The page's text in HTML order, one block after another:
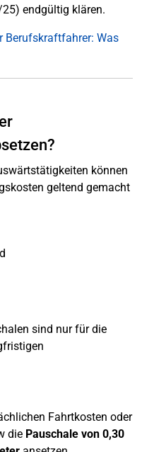
endgültig klären.
Berufskraftfahrer: Was
können
geltend gemacht
sind nur für die
Fahrtkosten oder
die Pauschale von 0,30